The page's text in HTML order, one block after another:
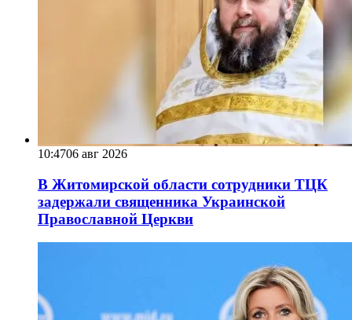
10:4706 авг 2026
В Житомирской области сотрудники ТЦК
задержали священника Украинской
Православной Церкви